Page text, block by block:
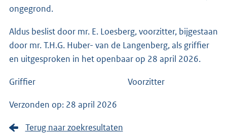
ongegrond.
Aldus beslist door mr. E. Loesberg, voorzitter, bijgestaan
door mr. T.H.G. Huber- van de Langenberg, als griffier
en uitgesproken in het openbaar op 28 april 2026.
Griffier Voorzitter
Verzonden op: 28 april 2026
Terug naar zoekresultaten